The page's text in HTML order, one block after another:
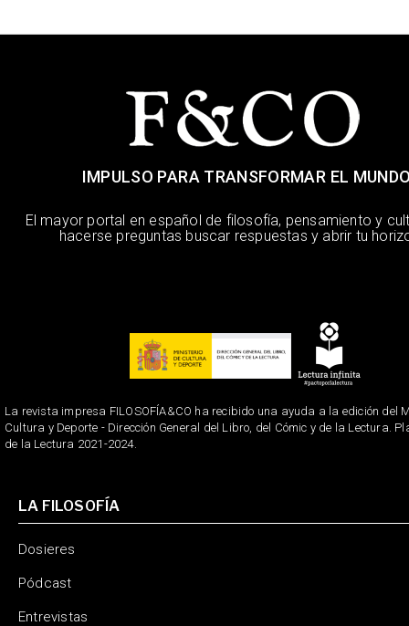
IMPULSO PARA TRANSFORMAR EL
El mayor portal en español de filosofía, pensamiento y
hacerse preguntas buscar respuestas y abrir tu
La revista impresa FILOSOFÍA&CO ha recibido una ayuda a la edición del
Cultura y Deporte - Dirección General del Libro, del Cómic y de la Lectura.
de la Lectura 2021-2024.
LA FILOSOFÍA
Dosieres
Pódcast
Entrevistas